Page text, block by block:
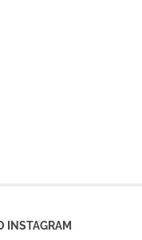
INSTAGRAM